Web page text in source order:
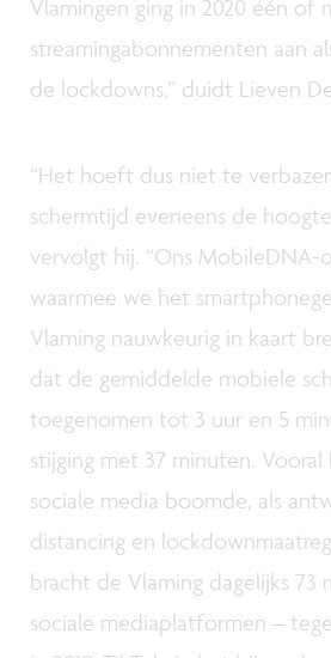
Vlamingen ging in 2020 één of
streamingabonnementen aan
de lockdowns,” duidt Lieven
“Het hoeft dus niet te
schermtijd eveneens de
vervolgt hij. “Ons MobileDNA-
waarmee we het
Vlaming nauwkeurig in kaart
dat de gemiddelde mobiele
toegenomen tot 3 uur en 5
stijging met 37 minuten.
sociale media boomde, als
distancing en
bracht de Vlaming dagelijks
sociale mediaplatformen –